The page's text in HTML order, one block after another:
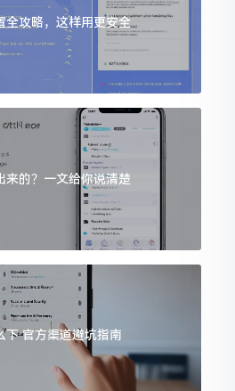
攻略，这样用更安全
的？一文给你说清楚
官方渠道避坑指南